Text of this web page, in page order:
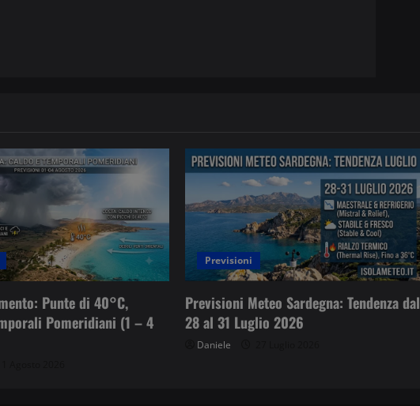
Punte di 40°C,
Pomeridiani (1 – 4
Previsioni
Previsioni Meteo Sardegna: Tendenza dal
28 al 31 Luglio 2026
Daniele